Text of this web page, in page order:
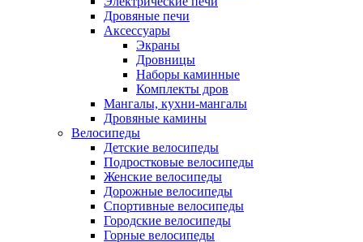
Дровяные печи
Аксессуары
Экраны
Дровницы
Наборы каминные
Комплекты дров
Мангалы, кухни-мангалы
Дровяные камины
Велосипеды
Детские велосипеды
Подростковые велосипеды
Женские велосипеды
Дорожные велосипеды
Спортивные велосипеды
Городские велосипеды
Горные велосипеды